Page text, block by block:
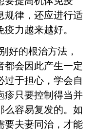
规律，还应进行适
力越来越好。
好的根治方法，
都会因此产生一定
过于担心，学会自
疹只要控制得当并
么容易复发的。如
要夫妻同治，才能